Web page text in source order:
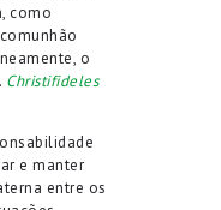
como
o
Christifideles
e manter
entre os